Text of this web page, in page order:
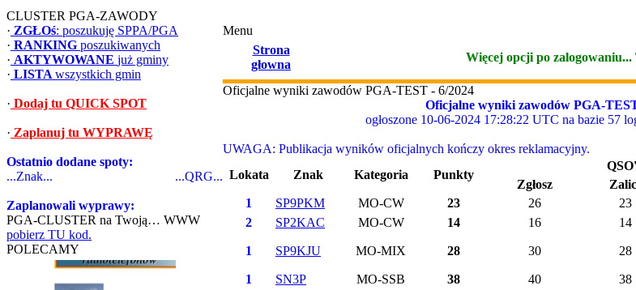
CLUSTER PGA-ZAWODY
· ZGŁOś: poszukuję SPPA/PGA
· RANKING poszukiwanych
· AKTYWOWANE już gminy
· LISTA wszystkich gmin
· Dodaj tu QUICK SPOT
· Zaplanuj tu WYPRAWĘ
Ostatnio dodane spoty:
...Znak...
...QRG...
Zaplanowali wyprawy:
PGA-CLUSTER na Twoją… WWW
pobierz TU kod.
POLECAMY
Menu
Strona
głowna
Więcej opcji po
Oficjalne wyniki zawodów PGA-TEST - 6/2024
Oficjalne wyniki zawodów PGA-
ogłoszone 10-06-2024 17:28:22 UTC na bazie 57
UWAGA: Publikacja wyników oficjalnych kończy okres reklamacyjny.
Lokata
Znak Kategoria Punkty
Zgłosz
1
SP9PKM MO-CW 23 26 23
2
SP2KAC MO-CW 14 16 14
1 SP9KJU MO-MIX 28 30 28
1 SN3P MO-SSB 38 40 38